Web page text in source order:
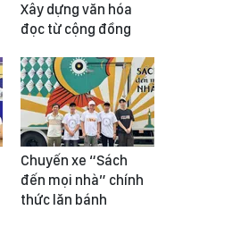
Xây dựng văn hóa
đọc từ cộng đồng
Chuyến xe “Sách
đến mọi nhà” chính
thức lăn bánh